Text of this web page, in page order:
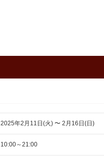
2025年2月11日(火) 〜 2月16日(日)
10:00～21:00